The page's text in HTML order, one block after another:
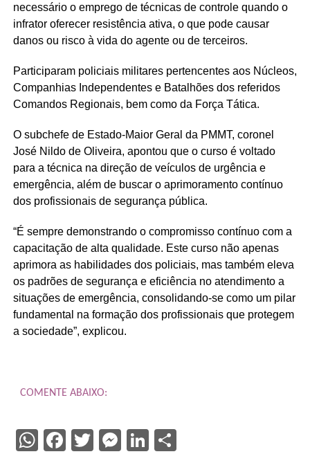
necessário o emprego de técnicas de controle quando o
infrator oferecer resistência ativa, o que pode causar
danos ou risco à vida do agente ou de terceiros.
Participaram policiais militares pertencentes aos Núcleos,
Companhias Independentes e Batalhões dos referidos
Comandos Regionais, bem como da Força Tática.
O subchefe de Estado-Maior Geral da PMMT, coronel
José Nildo de Oliveira, apontou que o curso é voltado
para a técnica na direção de veículos de urgência e
emergência, além de buscar o aprimoramento contínuo
dos profissionais de segurança pública.
“É sempre demonstrando o compromisso contínuo com a
capacitação de alta qualidade. Este curso não apenas
aprimora as habilidades dos policiais, mas também eleva
os padrões de segurança e eficiência no atendimento a
situações de emergência, consolidando-se como um pilar
fundamental na formação dos profissionais que protegem
a sociedade”, explicou.
COMENTE ABAIXO:
WhatsApp
Facebook
Twitter
Messenger
LinkedIn
Share